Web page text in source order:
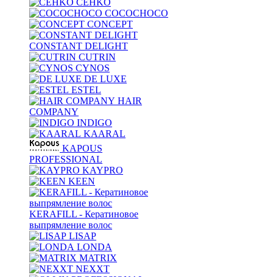
COCOCHOCO
CONCEPT
CONSTANT DELIGHT
CUTRIN
CYNOS
DE LUXE
ESTEL
HAIR
COMPANY
INDIGO
KAARAL
KAPOUS
PROFESSIONAL
KAYPRO
KEEN
KERAFILL - Кератиновое
выпрямление волос
LISAP
LONDA
MATRIX
NEXXT